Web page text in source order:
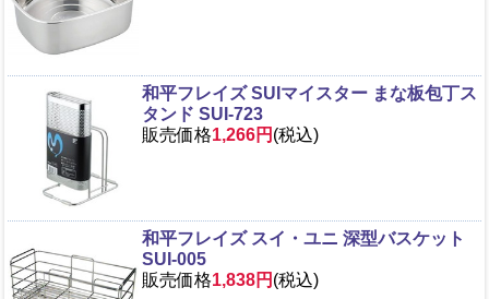
和平フレイズ SUIマイスター まな板包丁ス
タンド SUI-723
販売価格1,266円 (税込)
和平フレイズ スイ・ユニ 深型バスケット
SUI-005
販売価格1,838円 (税込)